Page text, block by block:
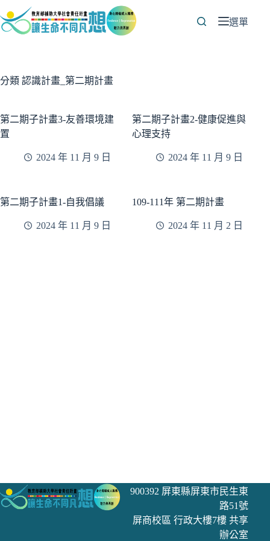
至
容
選單
分類 認識計畫_第二期計畫
第二期子計畫3-友善環境建
置
2024 年 11 月 9 日
第二期子計畫2-健康促進與
心理支持
2024 年 11 月 9 日
第二期子計畫1-自我倡議
2024 年 11 月 9 日
109-111年 第二期計畫
2024 年 11 月 2 日
900392 屏東縣屏東市民生東
路51號
屏商校區 行政大樓7樓 共享
辦公室